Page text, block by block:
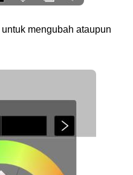
untuk mengubah ataupun